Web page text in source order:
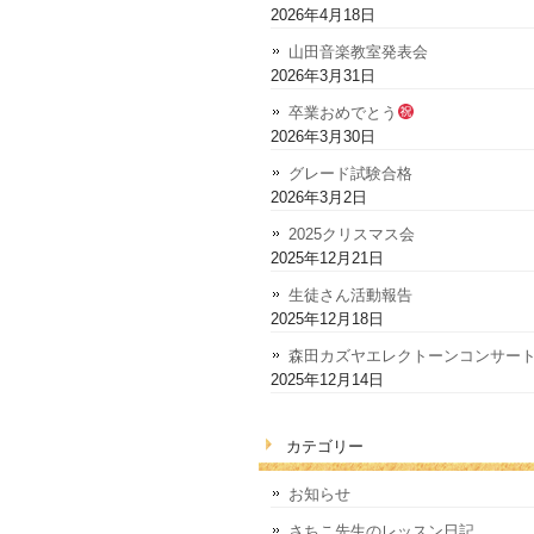
2026年4月18日
山田音楽教室発表会
2026年3月31日
卒業おめでとう
2026年3月30日
グレード試験合格
2026年3月2日
2025クリスマス会
2025年12月21日
生徒さん活動報告
2025年12月18日
森田カズヤエレクトーンコンサー
2025年12月14日
カテゴリー
お知らせ